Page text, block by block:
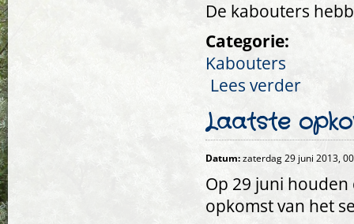
De kabouters
Categorie:
Kabouters
Lees verder
Laatste
Datum:zaterdag 29 juni 2013,
Op 29 juni
opkomst van het